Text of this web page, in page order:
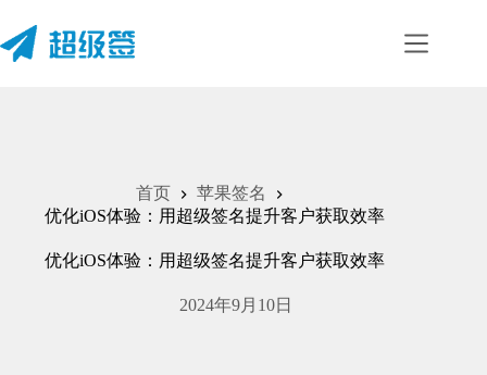
首页
苹果签名
优化iOS体验：用超级签名提升客户获取效率
优化iOS体验：用超级签名提升客户获取效率
2024年9月10日